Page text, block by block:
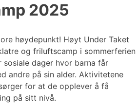
2025
høydepunkt! Høyt Under Taket
og friluftscamp i sommerferien
sosiale dager hvor barna får
andre på sin alder. Aktivitetene
for at de opplever å få
på sitt nivå.